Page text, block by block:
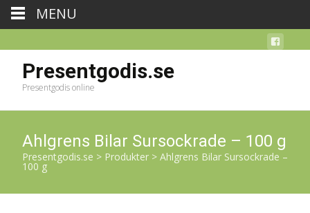
Presentgodis.se
Presentgodis online
Ahlgrens Bilar Sursockrade – 100 g
Presentgodis.se > Produkter > Ahlgrens Bilar Sursockrade –
100 g
MENU